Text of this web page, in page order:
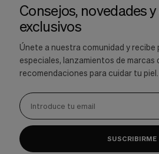
Consejos, novedades
exclusivos
Únete a nuestra comunidad y recibe
especiales, lanzamientos de
recomendaciones para cuidar tu piel.
SUSCRIBIRME